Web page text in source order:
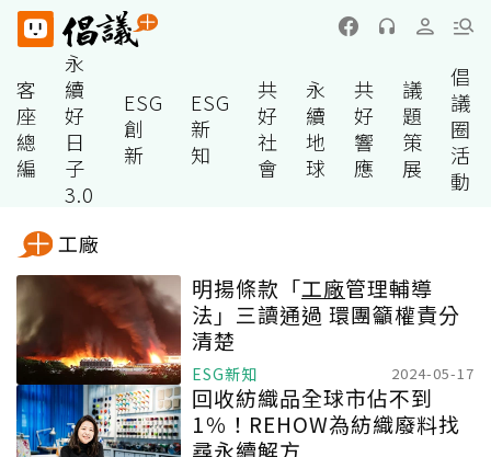
客
座
總
編
永
續
好
日
子
3.0
ESG
創
新
ESG
新
知
共
好
社
會
永
續
地
球
共
好
響
應
議
題
策
展
倡
議
圈
活
動
工廠
明揚條款「工廠管理輔導
法」三讀通過 環團籲權責分
清楚
ESG新知 2024-05-17
回收紡織品全球市佔不到
1％！REHOW為紡織廢料找
尋永續解方